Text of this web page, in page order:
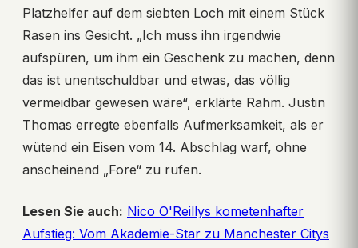
Platzhelfer auf dem siebten Loch mit einem Stück
Rasen ins Gesicht. „Ich muss ihn irgendwie
aufspüren, um ihm ein Geschenk zu machen, denn
das ist unentschuldbar und etwas, das völlig
vermeidbar gewesen wäre“, erklärte Rahm. Justin
Thomas erregte ebenfalls Aufmerksamkeit, als er
wütend ein Eisen vom 14. Abschlag warf, ohne
anscheinend „Fore“ zu rufen.
Lesen Sie auch: Nico O'Reillys kometenhafter
Aufstieg: Vom Akademie-Star zu Manchester Citys